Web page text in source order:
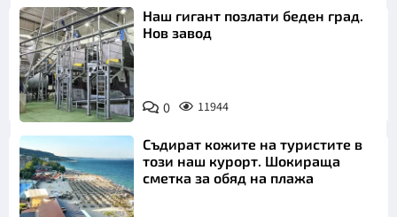
Наш гигант позлати беден град.
Нов завод
0 11944
Съдират кожите на туристите в
този наш курорт. Шокираща
сметка за обяд на плажа